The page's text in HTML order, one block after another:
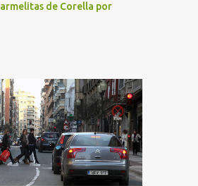
de Corella por